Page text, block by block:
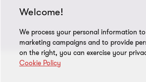
Welcome!
We process your personal information
marketing campaigns and to provide
on the right, you can exercise your
Cookie Policy